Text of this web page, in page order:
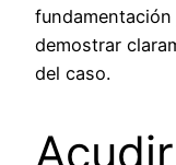
demostrar
del caso.